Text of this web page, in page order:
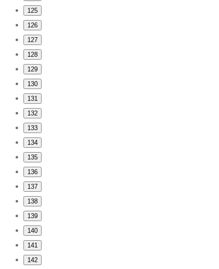
125
126
127
128
129
130
131
132
133
134
135
136
137
138
139
140
141
142